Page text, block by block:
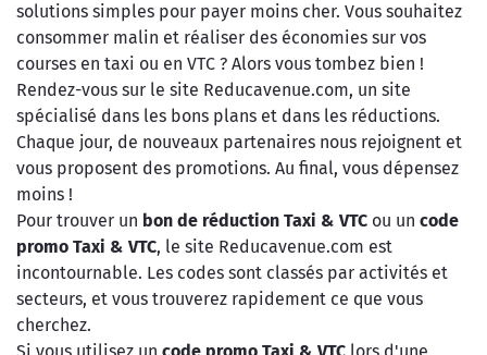
solutions simples pour payer moins cher. Vous souhaitez
consommer malin et réaliser des économies sur vos
courses en taxi ou en VTC ? Alors vous tombez bien !
Rendez-vous sur le site Reducavenue.com, un site
spécialisé dans les bons plans et dans les réductions.
Chaque jour, de nouveaux partenaires nous rejoignent et
vous proposent des promotions. Au final, vous dépensez
moins !
Pour trouver un bon de réduction Taxi & VTC ou un code
promo Taxi & VTC, le site Reducavenue.com est
incontournable. Les codes sont classés par activités et
secteurs, et vous trouverez rapidement ce que vous
cherchez.